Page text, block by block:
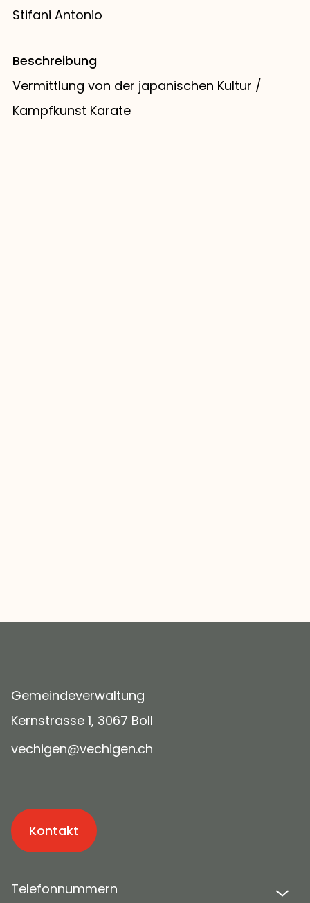
Stifani Antonio
Beschreibung
Vermittlung von der japanischen Kultur /
Kampfkunst Karate
Gemeindeverwaltung
Kernstrasse 1, 3067 Boll
v ch g n v ch g n ch
Kontakt
Telefonnummern